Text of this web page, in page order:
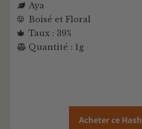
Aya
Boisé et Floral
Taux : 39%
Quantité : 1g
Acheter ce Hash